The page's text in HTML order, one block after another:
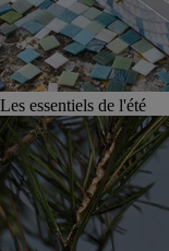
Les essentiels de l'été